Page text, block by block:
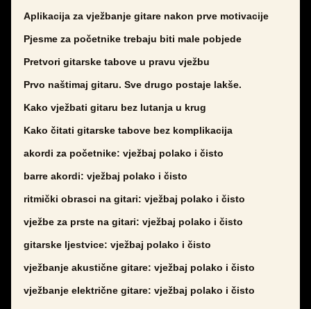
Aplikacija za vježbanje gitare nakon prve motivacije
Pjesme za početnike trebaju biti male pobjede
Pretvori gitarske tabove u pravu vježbu
Prvo naštimaj gitaru. Sve drugo postaje lakše.
Kako vježbati gitaru bez lutanja u krug
Kako čitati gitarske tabove bez komplikacija
akordi za početnike: vježbaj polako i čisto
barre akordi: vježbaj polako i čisto
ritmički obrasci na gitari: vježbaj polako i čisto
vježbe za prste na gitari: vježbaj polako i čisto
gitarske ljestvice: vježbaj polako i čisto
vježbanje akustične gitare: vježbaj polako i čisto
vježbanje električne gitare: vježbaj polako i čisto